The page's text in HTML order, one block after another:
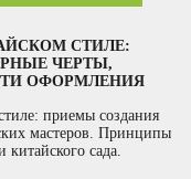
СТИЛЕ:
ЧЕРТЫ,
ОФОРМЛЕНИЯ
приемы создания
мастеров. Принципы
китайского сада.